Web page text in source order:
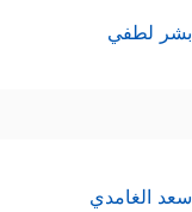
بشر لطفي
سعد الغامدي